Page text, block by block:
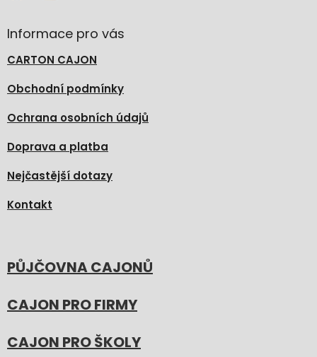
Informace pro vás
CARTON CAJON
Obchodní podmínky
Ochrana osobních údajů
Doprava a platba
Nejčastější dotazy
Kontakt
PŮJČOVNA CAJONŮ
CAJON PRO FIRMY
CAJON PRO ŠKOLY